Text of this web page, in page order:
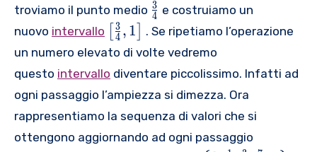
,
\
1
r
i
g
{
1
}
2
}
troviamo il punto medio \
f
r
a
c
{
}
{
4
3 e costruiamo un
nuovo intervallo \
l
e
f
t
[
f
4
3 , 1
. Se ripetiamo l’operazione
un numero elevato di volte vedremo
questo intervallo diventare piccolissimo. Infatti ad
ogni passaggio l’ampiezza si dimezza. Ora
rappresentiamo la sequenza di valori che si
ottengono aggiornando ad ogni passaggio